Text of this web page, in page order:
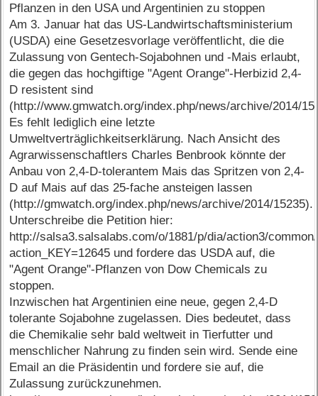
Pflanzen in den USA und Argentinien zu stoppen
Am 3. Januar hat das US-Landwirtschaftsministerium
(USDA) eine Gesetzesvorlage veröffentlicht, die die
Zulassung von Gentech-Sojabohnen und -Mais erlaubt,
die gegen das hochgiftige "Agent Orange"-Herbizid 2,4-
D resistent sind
(http://www.gmwatch.org/index.php/news/archive/2014/
Es fehlt lediglich eine letzte
Umweltverträglichkeitserklärung. Nach Ansicht des
Agrarwissenschaftlers Charles Benbrook könnte der
Anbau von 2,4-D-tolerantem Mais das Spritzen von 2,4-
D auf Mais auf das 25-fache ansteigen lassen
(http://gmwatch.org/index.php/news/archive/2014/15235).
Unterschreibe die Petition hier:
http://salsa3.salsalabs.com/o/1881/p/dia/action3/
action_KEY=12645 und fordere das USDA auf, die
"Agent Orange"-Pflanzen von Dow Chemicals zu
stoppen.
Inzwischen hat Argentinien eine neue, gegen 2,4-D
tolerante Sojabohne zugelassen. Dies bedeutet, dass
die Chemikalie sehr bald weltweit in Tierfutter und
menschlicher Nahrung zu finden sein wird. Sende eine
Email an die Präsidentin und fordere sie auf, die
Zulassung zurückzunehmen.